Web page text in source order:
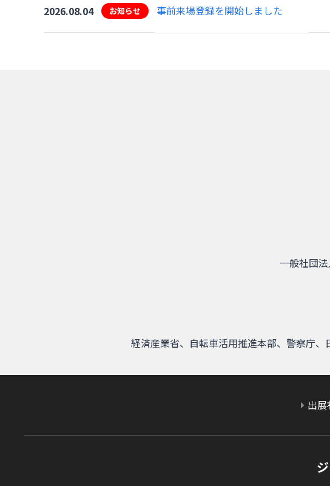
2026.08.04 お知らせ 事前来場登録を開始しました
一般社団
経済産業省、自転車活用推進本部、警察庁
出